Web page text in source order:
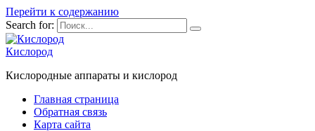
Перейти к содержанию
Search for:
Кислород
Кислородные аппараты и кислород
Главная страница
Обратная связь
Карта сайта